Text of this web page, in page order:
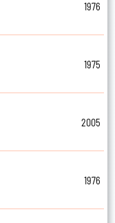
1976
1975
2005
1976